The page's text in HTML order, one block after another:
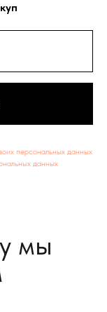
персональных данных
данных